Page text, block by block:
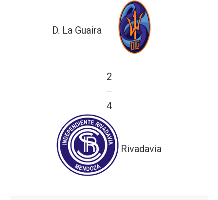
D. La Guaira
2
—
4
Rivadavia